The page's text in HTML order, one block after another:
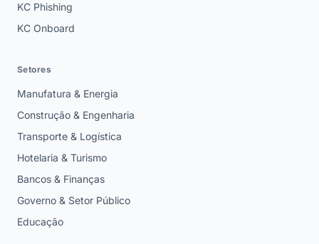
KC Phishing
KC Onboard
Setores
Manufatura & Energia
Construção & Engenharia
Transporte & Logística
Hotelaria & Turismo
Bancos & Finanças
Governo & Setor Público
Educação